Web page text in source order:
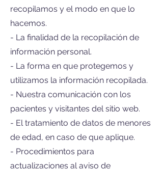
recopilamos y el modo en que lo
hacemos.
- La finalidad de la recopilación de
información personal.
- La forma en que protegemos y
utilizamos la información recopilada.
- Nuestra comunicación con los
pacientes y visitantes del sitio web.
- El tratamiento de datos de menores
de edad, en caso de que aplique.
- Procedimientos para
actualizaciones al aviso de